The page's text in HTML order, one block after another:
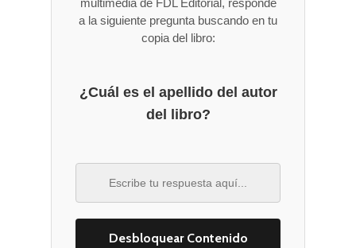
multimedia de FDL Editorial, responde
a la siguiente pregunta buscando en tu
copia del libro:
¿Cuál es el apellido del autor
del libro?